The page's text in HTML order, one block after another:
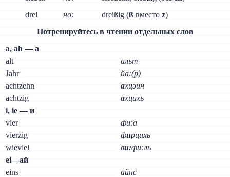
drei
но: dreißig (ßвместо z)
Потренируйтесь в чтении отдельных слов
а, ah — а
alt
альт
Jahr
йа:(р)
achtzehn
ахцэин
achtzig
ахцихь
i, ie — и
vier
фи:а
vierzig
фирцихь
wieviel
ви:фи:ль
ei—ай
eins
айнс